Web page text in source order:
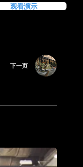
观看演示
下一页